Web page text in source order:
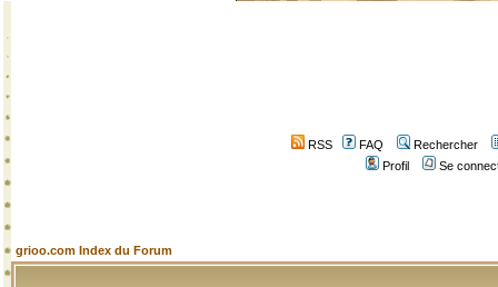
RSS FAQ
Rechercher
Profil
Se
grioo.com Index du Forum